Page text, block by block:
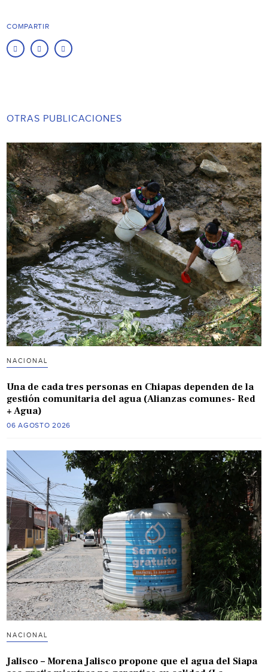
COMPARTIR
OTRAS PUBLICACIONES
NACIONAL
Una de cada tres personas en Chiapas dependen de la
gestión comunitaria del agua (Alianzas comunes- Red
+ Agua)
06 AGOSTO 2026
NACIONAL
Jalisco – Morena Jalisco propone que el agua del Siapa